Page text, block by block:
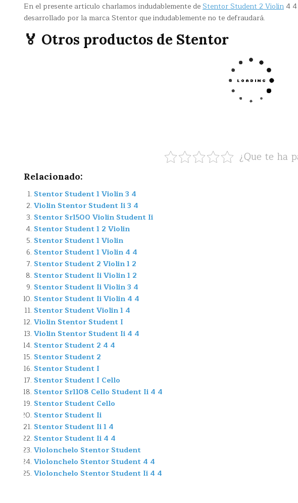
En el presente artículo charlamos indudablemente deStentor Student 2 Violin 4
desarrollado por la marca Stentor que indudablemente no te defraudará.
🏅 Otros productos de Stentor
¿Que te ha
Relacionado:
Stentor Student 1 Violin 3 4
Violin Stentor Student Ii 3 4
Stentor Sr1500 Violin Student Ii
Stentor Student 1 2 Violin
Stentor Student 1 Violin
Stentor Student 1 Violin 4 4
Stentor Student 2 Violin 1 2
Stentor Student Ii Violin 1 2
Stentor Student Ii Violin 3 4
Stentor Student Ii Violin 4 4
Stentor Student Violin 1 4
Violin Stentor Student I
Violin Stentor Student Ii 4 4
Stentor Student 2 4 4
Stentor Student 2
Stentor Student I
Stentor Student I Cello
Stentor Sr1108 Cello Student Ii 4 4
Stentor Student Cello
Stentor Student Ii
Stentor Student Ii 1 4
Stentor Student Ii 4 4
Violonchelo Stentor Student
Violonchelo Stentor Student 4 4
Violonchelo Stentor Student Ii 4 4